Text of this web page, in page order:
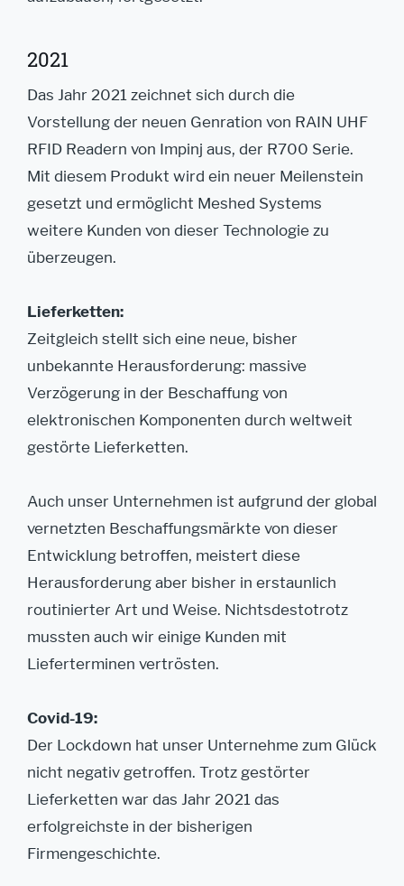
2021
Das Jahr 2021 zeichnet sich durch die
Vorstellung der neuen Genration von RAIN UHF
RFID Readern von Impinj aus, der R700 Serie.
Mit diesem Produkt wird ein neuer Meilenstein
gesetzt und ermöglicht Meshed Systems
weitere Kunden von dieser Technologie zu
überzeugen.
Lieferketten:
Zeitgleich stellt sich eine neue, bisher
unbekannte Herausforderung: massive
Verzögerung in der Beschaffung von
elektronischen Komponenten durch weltweit
gestörte Lieferketten.
Auch unser Unternehmen ist aufgrund der global
vernetzten Beschaffungsmärkte von dieser
Entwicklung betroffen, meistert diese
Herausforderung aber bisher in erstaunlich
routinierter Art und Weise. Nichtsdestotrotz
mussten auch wir einige Kunden mit
Lieferterminen vertrösten.
Covid-19:
Der Lockdown hat unser Unternehme zum Glück
nicht negativ getroffen. Trotz gestörter
Lieferketten war das Jahr 2021 das
erfolgreichste in der bisherigen
Firmengeschichte.